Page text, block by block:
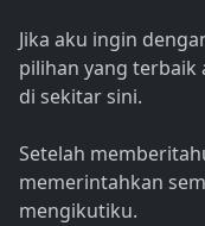
Jika aku ingin
pilihan yang terbaik
di sekitar sini.
Setelah
memerintahkan
mengikutiku.